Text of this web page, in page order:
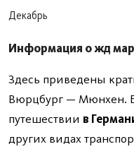
Декабрь
Информация о жд
Здесь приведены
Вюрцбург — Мюнхен.
путешествии в
других видах